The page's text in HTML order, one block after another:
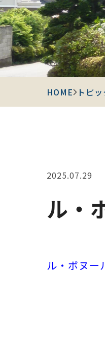
HOME トピ
2025.07.29
ル・
ル・ボヌー